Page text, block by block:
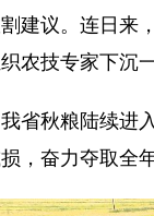
建议。连日来
农技专家下沉
秋粮陆续进入
，奋力夺取全